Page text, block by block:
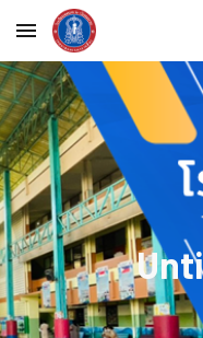
Skip to main content